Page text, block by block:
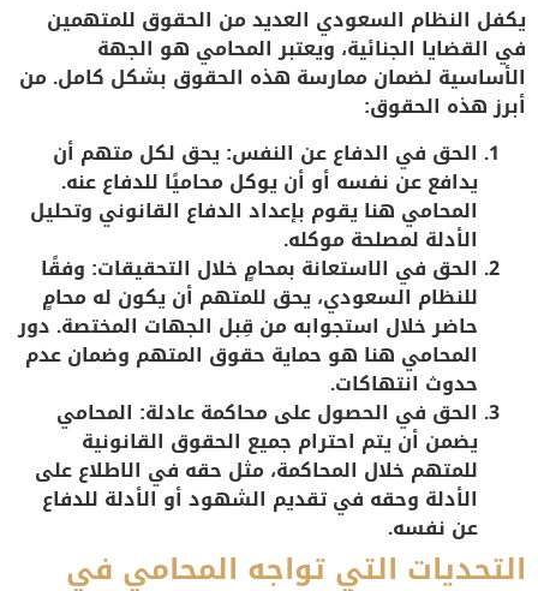
يكفل النظام السعودي العديد من الحقوق للمتهمين
في القضايا الجنائية، ويعتبر المحامي هو الجهة
الأساسية لضمان ممارسة هذه الحقوق بشكل كامل. من
أبرز هذه الحقوق:
الحق في الدفاع عن النفس: يحق لكل متهم أن
يدافع عن نفسه أو أن يوكل محاميًا للدفاع عنه.
المحامي هنا يقوم بإعداد الدفاع القانوني وتحليل
الأدلة لمصلحة موكله.
الحق في الاستعانة بمحامٍ خلال التحقيقات: وفقًا
للنظام السعودي، يحق للمتهم أن يكون له محامٍ
حاضر خلال استجوابه من قِبل الجهات المختصة. دور
المحامي هنا هو حماية حقوق المتهم وضمان عدم
حدوث انتهاكات.
الحق في الحصول على محاكمة عادلة: المحامي
يضمن أن يتم احترام جميع الحقوق القانونية
للمتهم خلال المحاكمة، مثل حقه في الاطلاع على
الأدلة وحقه في تقديم الشهود أو الأدلة للدفاع
عن نفسه.
التحديات التي تواجه المحامي في